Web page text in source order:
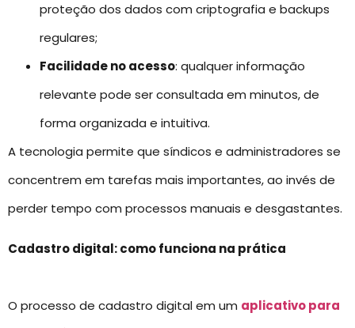
proteção dos dados com criptografia e backups
regulares;
Facilidade no acesso: qualquer informação
relevante pode ser consultada em minutos, de
forma organizada e intuitiva.
A tecnologia permite que síndicos e administradores se
concentrem em tarefas mais importantes, ao invés de
perder tempo com processos manuais e desgastantes.
Cadastro digital: como funciona na prática
O processo de cadastro digital em um aplicativo para